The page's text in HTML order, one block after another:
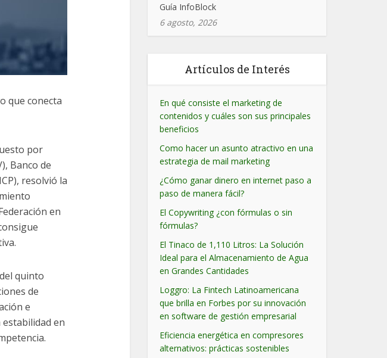
que conecta
por
Banco de
resolvió la
en
quinto
de
e
en
Guía InfoBlock
6 agosto, 2026
Artículos de Interés
En qué consiste el marketing de
contenidos y cuáles son sus principales
beneficios
Como hacer un asunto atractivo en una
estrategia de mail marketing
¿Cómo ganar dinero en internet paso a
paso de manera fácil?
El Copywriting ¿con fórmulas o sin
fórmulas?
El Tinaco de 1,110 Litros: La Solución
Ideal para el Almacenamiento de Agua
en Grandes Cantidades
Loggro: La Fintech Latinoamericana
que brilla en Forbes por su innovación
en software de gestión empresarial
Eficiencia energética en compresores
alternativos: prácticas sostenibles